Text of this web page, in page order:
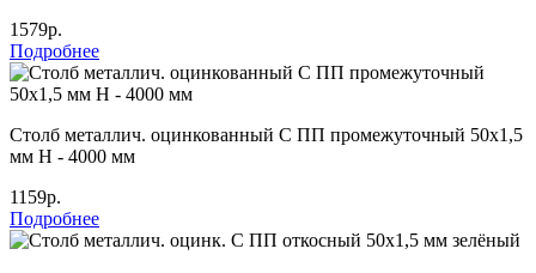
1579р.
Подробнее
Столб металлич. оцинкованный С ПП промежуточный 50х1,5
мм Н - 4000 мм
1159р.
Подробнее